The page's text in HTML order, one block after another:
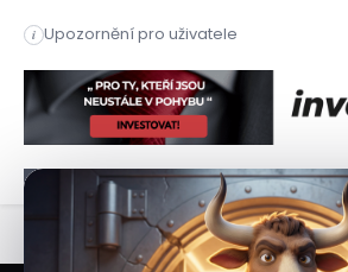
i Upozornění pro uživatele
Společnosti Google a Blackstone